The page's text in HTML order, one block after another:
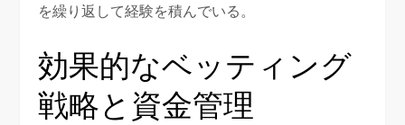
を繰り返して経験を積んでいる。
効果的なベッティング
戦略と資金管理